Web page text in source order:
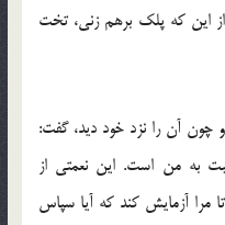
این كه پلك برهم زنی، تخت
آن را نزد خود دید، گفت:
به من است. این نعمتی از
آزمایش كند كه آیا سپاس